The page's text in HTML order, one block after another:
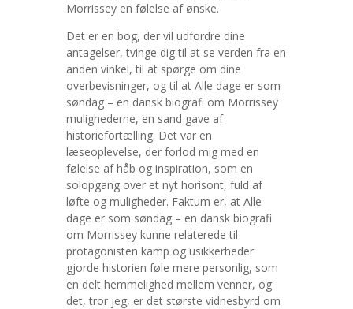
Morrissey en følelse af ønske.
Det er en bog, der vil udfordre dine
antagelser, tvinge dig til at se verden fra en
anden vinkel, til at spørge om dine
overbevisninger, og til at Alle dage er som
søndag – en dansk biografi om Morrissey
mulighederne, en sand gave af
historiefortælling. Det var en
læseoplevelse, der forlod mig med en
følelse af håb og inspiration, som en
solopgang over et nyt horisont, fuld af
løfte og muligheder. Faktum er, at Alle
dage er som søndag – en dansk biografi
om Morrissey kunne relaterede til
protagonisten kamp og usikkerheder
gjorde historien føle mere personlig, som
en delt hemmelighed mellem venner, og
det, tror jeg, er det største vidnesbyrd om